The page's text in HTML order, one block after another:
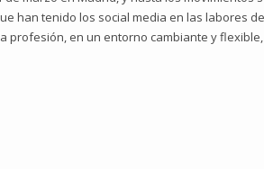
han tenido los social media en las labores
profesión, en un entorno cambiante y